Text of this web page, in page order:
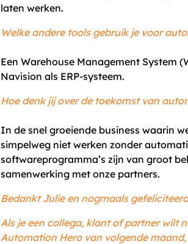
laten werken.
Welke andere tools gebruik je voor
Een Warehouse Management System
Navision als ERP-systeem.
Hoe denk jij over de toekomst van
In de snel groeiende business waarin
simpelweg niet werken zonder
softwareprogramma’s zijn van groot
samenwerking met onze partners.
Bedankt Julie en nogmaals
Als je een collega, klant of partner wilt
Automation Hero van volgende